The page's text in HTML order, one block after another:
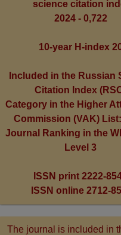
science citation
2024 - 0,722
10-year H-index
Included in the Russian
Citation Index
Category in the Higher
Commission (VAK)
Journal Ranking in the
Level 3
ISSN print 2222-
ISSN online 2712-
The journal is included in